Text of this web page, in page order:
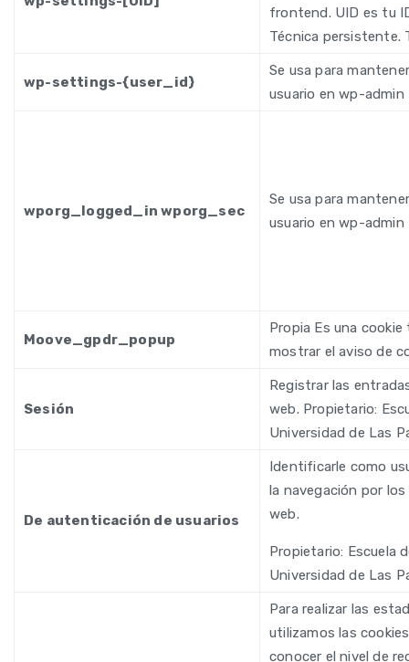
frontend. UID es tu
Técnica persistente.
wp-settings-{user_id}
Se usa para
usuario en wp-admin
wporg_logged_in wporg_sec
Se usa para
usuario en wp-admin
Moove_gpdr_popup
Propia Es una
mostrar el aviso de
Sesión
Registrar las
web. Propietario:
Universidad de Las
De autenticación de usuarios
Identificarle como
la navegación por
web.
Propietario: Escuela
Universidad de Las
Para realizar las
utilizamos las
conocer el nivel de